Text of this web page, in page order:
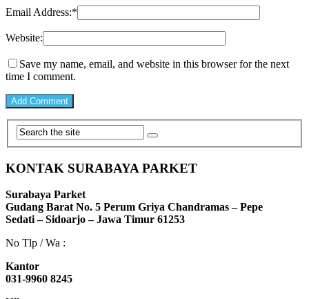
Email Address:*
Website:
Save my name, email, and website in this browser for the next
time I comment.
KONTAK SURABAYA PARKET
Surabaya Parket
Gudang Barat No. 5 Perum Griya Chandramas – Pepe
Sedati – Sidoarjo – Jawa Timur 61253
No Tlp / Wa :
Kantor
031-9960 8245